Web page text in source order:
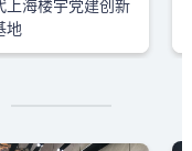
上海楼宇党建创新
地